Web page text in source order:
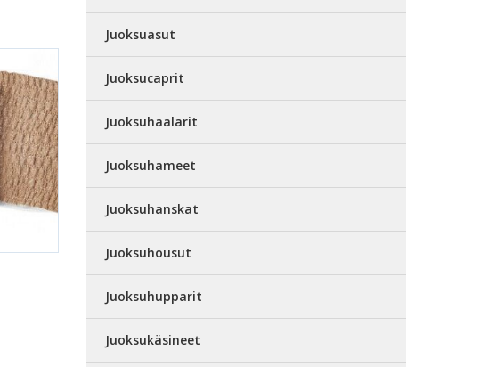
Juoksuasut
Juoksucaprit
Juoksuhaalarit
Juoksuhameet
Juoksuhanskat
Juoksuhousut
Juoksuhupparit
Juoksukäsineet